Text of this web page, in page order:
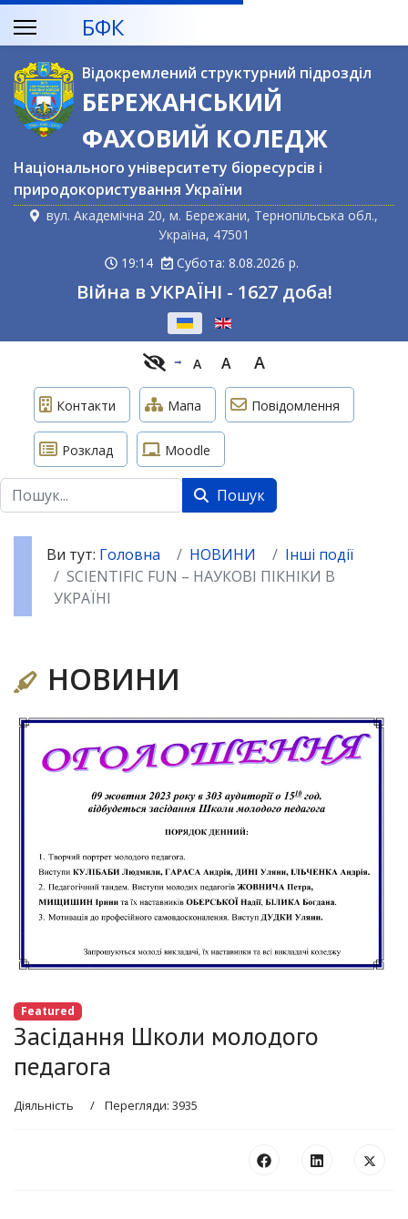
БФК
Відокремлений структурний підрозділ
БЕРЕЖАНСЬКИЙ
ФАХОВИЙ КОЛЕДЖ
Національного університету біоресурсів і
природокористування України
вул. Академічна 20, м. Бережани, Тернопільська обл.,
Україна, 47501
19:14
Субота: 8.08.2026 р.
Війна в УКРАЇНІ - 1627 доба!
A A A
Контакти Мапа Повідомлення
Розклад Moodle
Пошук Пошук
Ви тут: Головна НОВИНИ
Інші події
SCIENTIFIC FUN – НАУКОВІ ПІКНІКИ В
УКРАЇНІ
НОВИНИ
Featured
Засідання Школи молодого
педагога
Діяльність Перегляди: 3935